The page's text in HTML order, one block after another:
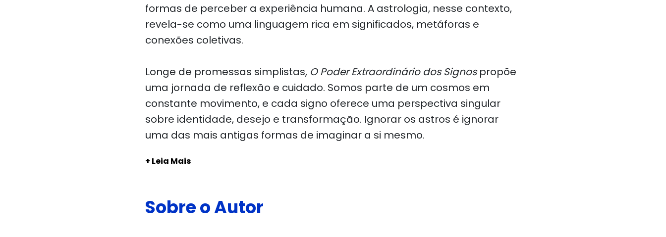
formas de perceber a experiência humana. A astrologia, nesse contexto,
revela-se como uma linguagem rica em significados, metáforas e
conexões coletivas.
Longe de promessas simplistas, O Poder Extraordinário dos Signospropõe
uma jornada de reflexão e cuidado. Somos parte de um cosmos em
constante movimento, e cada signo oferece uma perspectiva singular
sobre identidade, desejo e transformação. Ignorar os astros é ignorar
uma das mais antigas formas de imaginar a si mesmo.
+ Leia Mais
Sobre o Autor